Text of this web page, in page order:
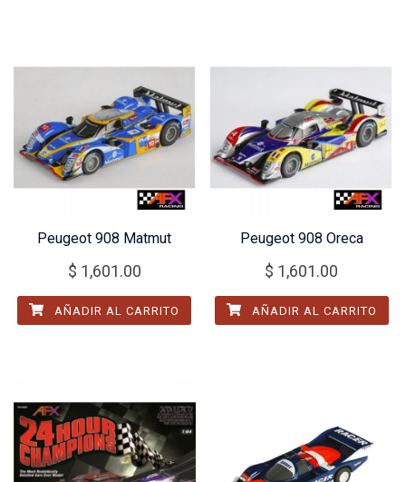
Peugeot 908 Matmut
$ 1,601.00
AÑADIR AL CARRITO
Peugeot 908 Oreca
$ 1,601.00
AÑADIR AL CARRITO